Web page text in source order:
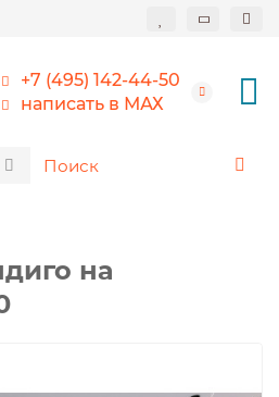
+7 (495) 142-44-50
написать в МАХ
на